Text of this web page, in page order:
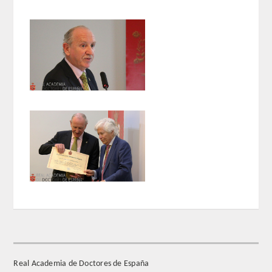
ENLACES
Real Academia de Doctores de España